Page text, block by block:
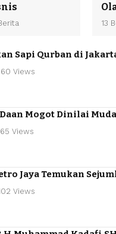
13
Sapi Qurban di
60 Views
Mogot Dinilai
65 Views
Jaya Temukan
Views